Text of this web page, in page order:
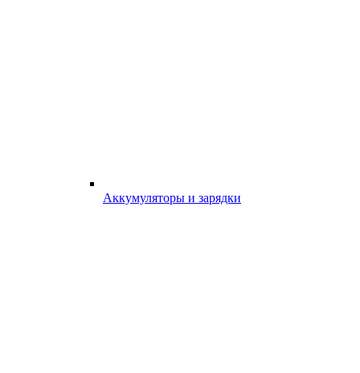
Аккумуляторы и зарядки